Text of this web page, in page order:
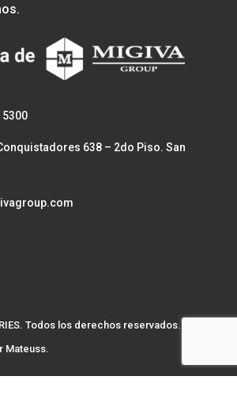
5300
638 – 2do Piso. San
Todos los derechos reservados. Sitio
Mateuss.